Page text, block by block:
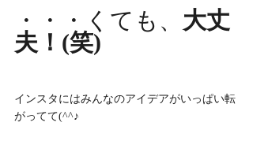
・・・くても、 大丈
夫！(笑)
インスタにはみんなのアイデアがいっぱい転
がってて(^^♪